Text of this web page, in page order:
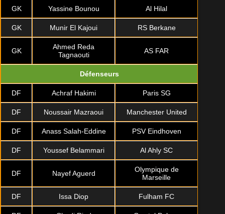
GK Yassine Bounou Al Hilal
GK Munir El Kajoui RS Berkane
GK
Ahmed Reda
Tagnaouti
AS FAR
Défenseurs
DF Achraf Hakimi Paris SG
DF Noussair Mazraoui Manchester United
DF Anass Salah-Eddine PSV Eindhoven
DF Youssef Belammari Al Ahly SC
DF Nayef Aguerd
Olympique de
Marseille
DF Issa Diop Fulham FC